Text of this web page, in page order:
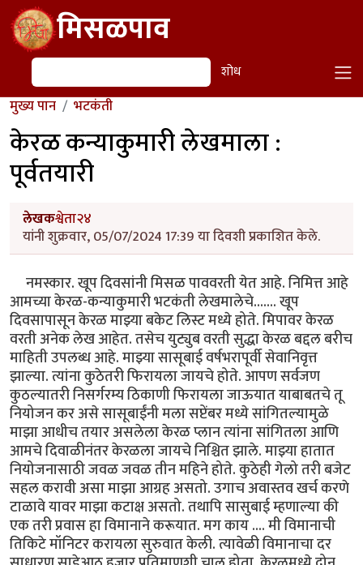
Skip to main contentमिसळपाव
शोध शोध
मुख्य पान भटकंती
केरळ कन्याकुमारी लेखमाला :
पूर्वतयारी
लेखकश्वेता२४
यांनी शुक्रवार, 05/07/2024 17:39 या दिवशी प्रकाशित केले.
नमस्कार. खूप दिवसांनी मिसळ पाववरती येत आहे. निमित्त आहे
आमच्या केरळ-कन्याकुमारी भटकंती लेखमालेचे....... खूप
दिवसापासून केरळ माझ्या बकेट लिस्ट मध्ये होते. मिपावर केरळ
वरती अनेक लेख आहेत. तसेच युट्युब वरती सुद्धा केरळ बद्दल बरीच
माहिती उपलब्ध आहे. माझ्या सासूबाई वर्षभरापूर्वी सेवानिवृत्त
झाल्या. त्यांना कुठेतरी फिरायला जायचे होते. आपण सर्वजण
कुठल्यातरी निसर्गरम्य ठिकाणी फिरायला जाऊयात याबाबतचे तू
नियोजन कर असे सासूबाईंनी मला सप्टेंबर मध्ये सांगितल्यामुळे
माझा आधीच तयार असलेला केरळ प्लान त्यांना सांगितला आणि
आमचे दिवाळीनंतर केरळला जायचे निश्चित झाले. माझ्या हातात
नियोजनासाठी जवळ जवळ तीन महिने होते. कुठेही गेलो तरी बजेट
सहल करावी असा माझा आग्रह असतो. उगाच अवास्तव खर्च करणे
टाळावे यावर माझा कटाक्ष असतो. तथापि सासुबाई म्हणाल्या की
एक तरी प्रवास हा विमानाने करूयात. मग काय .... मी विमानाची
तिकिटे मॉनिटर करायला सुरुवात केली. त्यावेळी विमानाचा दर